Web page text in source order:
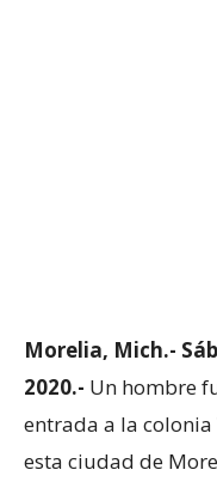
Morelia, Mich.-
2020.- Un hombre
entrada a la
esta ciudad de